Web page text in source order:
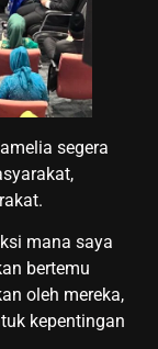
segera
mana saya
bertemu
oleh mereka,
kepentingan